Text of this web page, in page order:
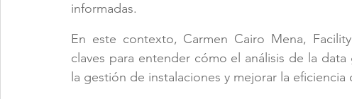
informadas.
En este contexto, Carmen Cairo Mena,
claves para entender cómo el análisis de la
la gestión de instalaciones y mejorar la